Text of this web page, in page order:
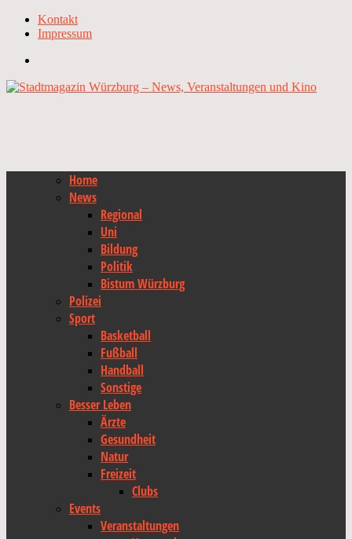
Kontakt
Impressum
Home
News
Regional
Uni
Bildung
Politik
Bistum Würzburg
Polizei
Sport
Basketball
Fußball
Handball
Sonstige
Besser Leben
Ärzte
Gesundheit
Natur
Freizeit
Clubs
Events
Veranstaltungen